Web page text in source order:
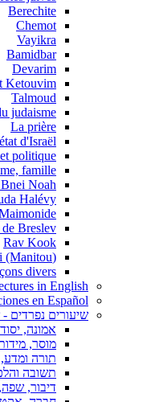
Berechite
Chemot
Vayikra
Bamidbar
Devarim
Ketouvim
Talmoud
judaisme
La prière
d'Israël
politique
famille
Noah
Halévy
Breslev
Rav Kook
(Rav Askenazi (Manitou
divers
in English
en Español
שיעורים נפרדים -
אמונה,
מוסר,
תורה ומדע,
תשובה
דיבור,